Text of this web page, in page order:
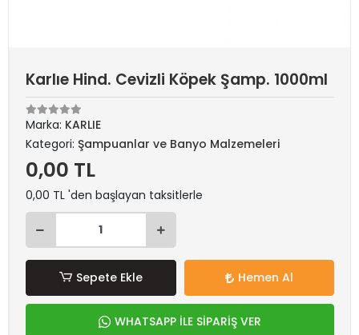
Karlıe Hind. Cevizli Köpek Şamp. 1000ml
Marka: KARLIE
Kategori: Şampuanlar ve Banyo Malzemeleri
0,00 TL
0,00 TL 'den başlayan taksitlerle
Sepete Ekle Hemen Al
WHATSAPP İLE SİPARİŞ VER